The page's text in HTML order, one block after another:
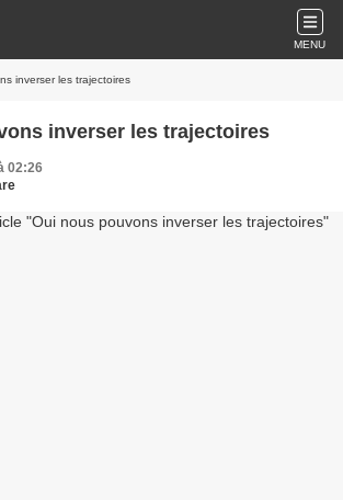
MENU
inverser les trajectoires
inverser les trajectoires
02:26